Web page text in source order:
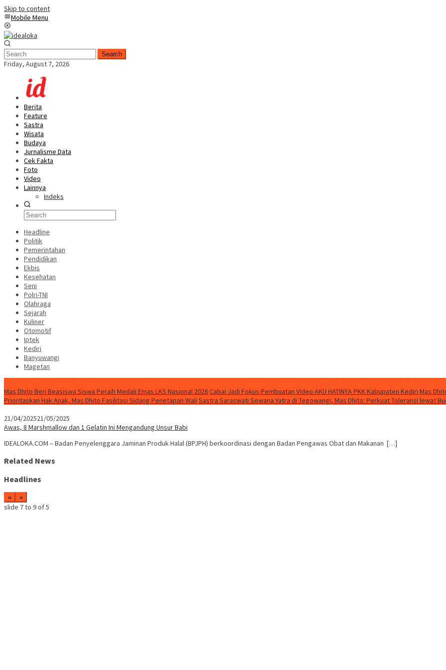
Skip to content
Mobile Menu
Search
Friday, August 7, 2026
Berita
Feature
Sastra
Wisata
Budaya
Jurnalisme Data
Cek Fakta
Foto
Video
Lainnya
Indeks
Headline
Politik
Pemerintahan
Pendidikan
Ekbis
Kesehatan
Seni
Polri-TNI
Olahraga
Sejarah
Kuliner
Otomotif
Iptek
Kediri
Banyuwangi
Magetan
Mas Dhito Beri Beasiswa Siswa Peraih Medali Emas LKS Nasional 2026Cabai Jadi Fokus Pembuatan Video AKU HATINYA PKK Kabupaten Kediri Mas
Prioritaskan Hak Anak, Mas Dhito Fasilitasi Sidang Penetapan Wali Sastra Saraswati Sewana Yatra di Tegowangi, Mas Dhito: Perkuat Toleransi lewat
21/04/202521/05/2025
Awas, 8 Marshmallow dan 1 Gelatin Ini Mengandung Unsur Babi
IDEALOKA.COM – Badan Penyelenggara Jaminan Produk Halal (BPJPH) berkoordinasi dengan Badan Pengawas Obat dan Makanan […]
Related News
Headlines
« »
slide 7 to 9of 5